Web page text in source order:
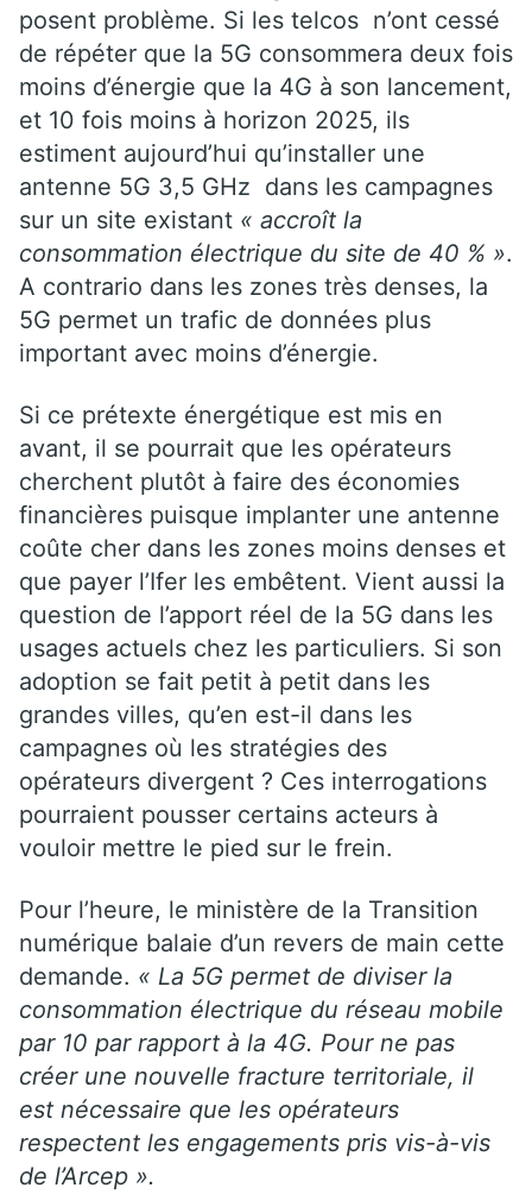
posent problème. Si les telcos n’ont cessé
de répéter que la 5G consommera deux fois
moins d’énergie que la 4G à son lancement,
et 10 fois moins à horizon 2025, ils
estiment aujourd’hui qu’installer une
antenne 5G 3,5 GHz dans les campagnes
sur un site existant « accroît la
consommation électrique du site de 40 % ».
A contrario dans les zones très denses, la
5G permet un trafic de données plus
important avec moins d’énergie.
Si ce prétexte énergétique est mis en
avant, il se pourrait que les opérateurs
cherchent plutôt à faire des économies
financières puisque implanter une antenne
coûte cher dans les zones moins denses et
que payer l’Ifer les embêtent. Vient aussi la
question de l’apport réel de la 5G dans les
usages actuels chez les particuliers. Si son
adoption se fait petit à petit dans les
grandes villes, qu’en est-il dans les
campagnes où les stratégies des
opérateurs divergent ? Ces interrogations
pourraient pousser certains acteurs à
vouloir mettre le pied sur le frein.
Pour l’heure, le ministère de la Transition
numérique balaie d’un revers de main cette
demande. « La 5G permet de diviser la
consommation électrique du réseau mobile
par 10 par rapport à la 4G. Pour ne pas
créer une nouvelle fracture territoriale, il
est nécessaire que les opérateurs
respectent les engagements pris vis-à-vis
de l’Arcep ».